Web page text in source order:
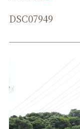
DSC07949